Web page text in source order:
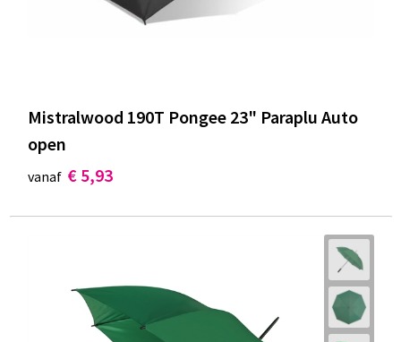
Mistralwood 190T Pongee 23" Paraplu Auto
open
vanaf € 5,93